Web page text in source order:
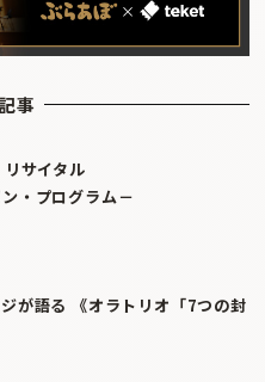
事
サイタル
・プログラム－
が語る 《オラトリオ「7つの封